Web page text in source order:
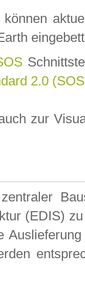
können
2.0
zur
(EDIS)